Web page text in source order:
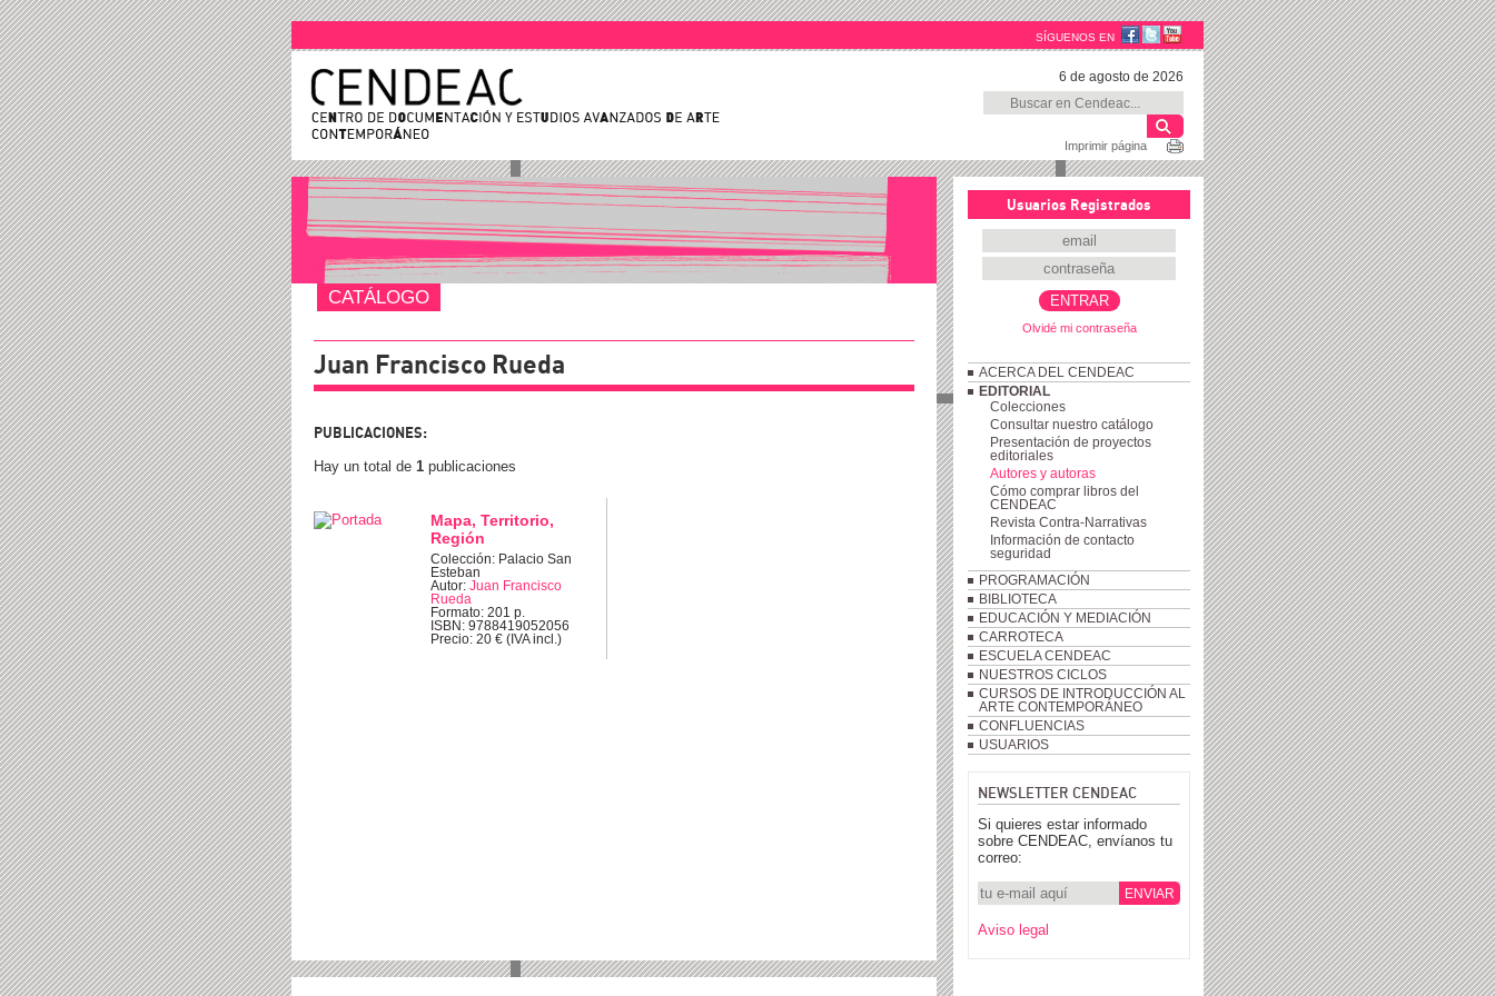
SÍGUENOS EN
6 de agosto de 2026
Imprimir página
Usuarios Registrados
Olvidé mi contraseña
ACERCA DEL CENDEAC
EDITORIAL
Colecciones
Consultar nuestro catálogo
Presentación de proyectos
editoriales
Autores y autoras
Cómo comprar libros del
CENDEAC
Revista Contra-Narrativas
Información de contacto
seguridad
PROGRAMACIÓN
BIBLIOTECA
EDUCACIÓN Y MEDIACIÓN
CARROTECA
ESCUELA CENDEAC
NUESTROS CICLOS
CURSOS DE INTRODUCCIÓN AL
ARTE CONTEMPORÁNEO
CONFLUENCIAS
USUARIOS
NEWSLETTER CENDEAC
Si quieres estar informado
sobre CENDEAC, envíanos tu
correo:
Aviso legal
CATÁLOGO
Juan Francisco Rueda
PUBLICACIONES:
Hay un total de 1 publicaciones
Mapa, Territorio,
Región
Colección: Palacio San
Esteban
Autor: Juan Francisco
Rueda
Formato: 201 p.
ISBN: 9788419052056
Precio: 20 € (IVA incl.)